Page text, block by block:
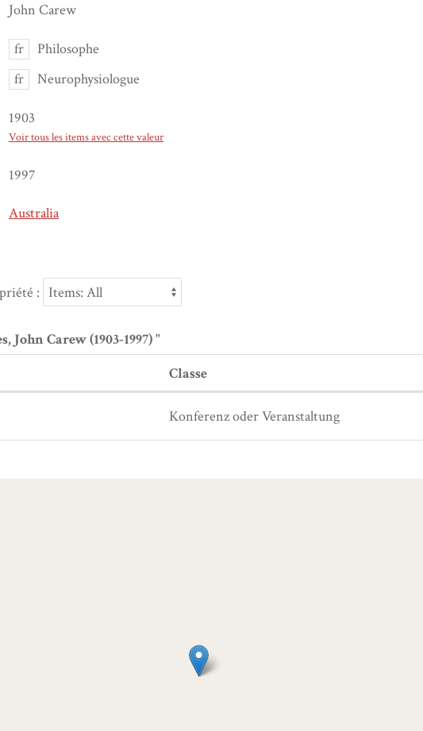
John Carew
fr
Philosophe
fr
Neurophysiologue
1903
Voir tous les items avec cette valeur
1997
Australia
:
John Carew (1903-1997) "
Classe
Konferenz oder Veranstaltung